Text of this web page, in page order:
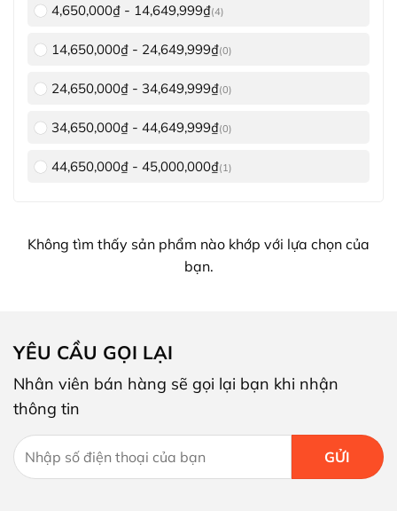
4,650,000₫ - 14,649,999₫(4)
14,650,000₫ - 24,649,999₫(0)
24,650,000₫ - 34,649,999₫(0)
34,650,000₫ - 44,649,999₫(0)
44,650,000₫ - 45,000,000₫(1)
Không tìm thấy sản phẩm nào khớp với lựa chọn của
bạn.
YÊU CẦU GỌI LẠI
Nhân viên bán hàng sẽ gọi lại bạn khi nhận
thông tin